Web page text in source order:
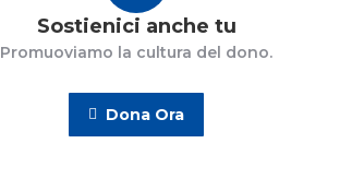
Sostienici anche tu
Promuoviamo la cultura del dono.
Dona Ora